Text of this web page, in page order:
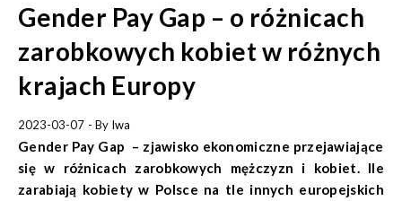
Gender Pay Gap – o różnicach
zarobkowych kobiet w różnych
krajach Europy
2023-03-07 - By Iwa
Gender Pay Gap – zjawisko ekonomiczne przejawiające
się w różnicach zarobkowych mężczyzn i kobiet. Ile
zarabiają kobiety w Polsce na tle innych europejskich